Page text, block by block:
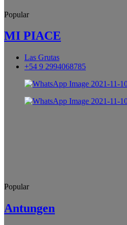
Popular
MI PIACE
Las Grutas
+54 9 2994068785
Popular
Antungen